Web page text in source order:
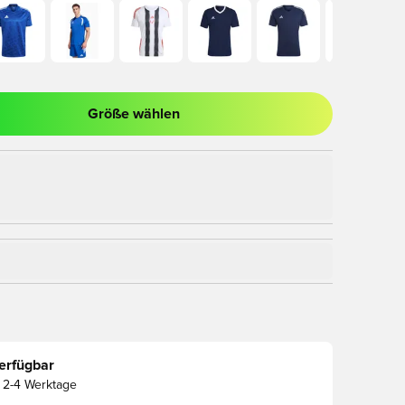
zum Anmelden oder Registrieren als Mitglied
Größe wählen
2-4 Werktage